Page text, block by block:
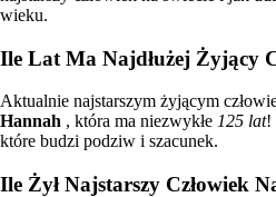
wieku.
Ile Lat Ma Najdłużej Żyjący
Aktualnie najstarszym żyjącym
Hannah , która ma niezwykłe 125 lat!
które budzi podziw i szacunek.
Ile Żył Najstarszy Człowiek